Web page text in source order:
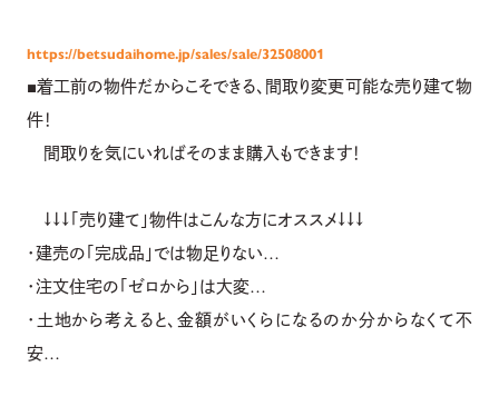
https://betsudaihome.jp/sales/sale/32508001
■着工前の物件だからこそできる、間取り変更可能な売り建て物
件！
間取りを気にいればそのまま購入もできます！
↓↓↓「売り建て」物件はこんな方にオススメ↓↓↓
・建売の「完成品」では物足りない…
・注文住宅の「ゼロから」は大変…
・土地から考えると、金額がいくらになるのか分からなくて不
安…